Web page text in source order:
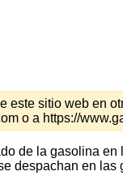
este sitio web en
o a https://
de la gasolina en
despachan en